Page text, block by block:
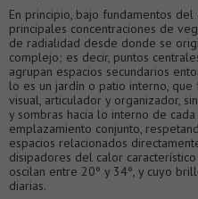
En principio, bajo fundamentos del
principales concentraciones de
de radialidad desde donde se
complejo; es decir, puntos
agrupan espacios secundarios
lo es un jardín o patio interno,
visual, articulador y organizador,
y sombras hacia lo interno de
emplazamiento conjunto,
espacios relacionados
disipadores del calor
oscilan entre 20º y 34º, y cuyo
diarias.